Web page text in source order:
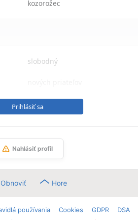
kozorožec
slobodný
Prihlásiť sa
Nahlásiť profil
Obnoviť Hore
používania Cookies GDPR
DSA